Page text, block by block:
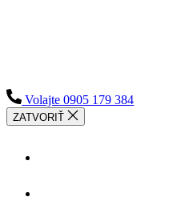
Volajte 0905 179 384
ZATVORIŤ